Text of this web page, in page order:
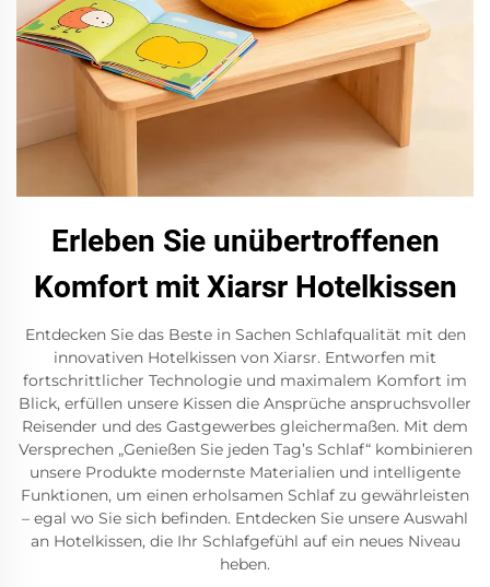
Erleben Sie unübertroffenen
Komfort mit Xiarsr Hotelkissen
Entdecken Sie das Beste in Sachen Schlafqualität mit den
innovativen Hotelkissen von Xiarsr. Entworfen mit
fortschrittlicher Technologie und maximalem Komfort im
Blick, erfüllen unsere Kissen die Ansprüche anspruchsvoller
Reisender und des Gastgewerbes gleichermaßen. Mit dem
Versprechen „Genießen Sie jeden Tag’s Schlaf“ kombinieren
unsere Produkte modernste Materialien und intelligente
Funktionen, um einen erholsamen Schlaf zu gewährleisten
– egal wo Sie sich befinden. Entdecken Sie unsere Auswahl
an Hotelkissen, die Ihr Schlafgefühl auf ein neues Niveau
heben.